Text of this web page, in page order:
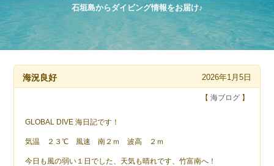
石垣島からダイビング情報をお届け♪
海況良好 2026年1月5日
【 海ブログ】
GLOBAL DIVE 海日記です！
気温 ２３℃ 風速 南２ｍ 波高 ２ｍ
今日も風の弱い１日でした、天気も晴れです、竹富南へ！